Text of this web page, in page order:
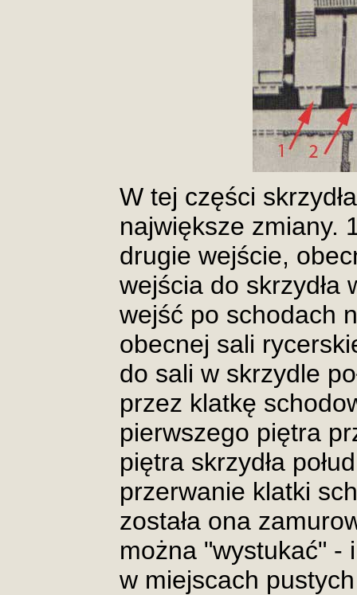
W tej części
największe zmiany.
drugie wejście,
wejścia do skrzydła
wejść po schodach
obecnej sali
do sali w skrzydle
przez klatkę
pierwszego piętra
piętra skrzydła
przerwanie klatki
została ona
można "wystukać" -
w miejscach